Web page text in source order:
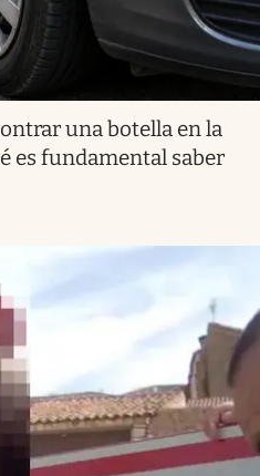
una botella en la
es fundamental saber